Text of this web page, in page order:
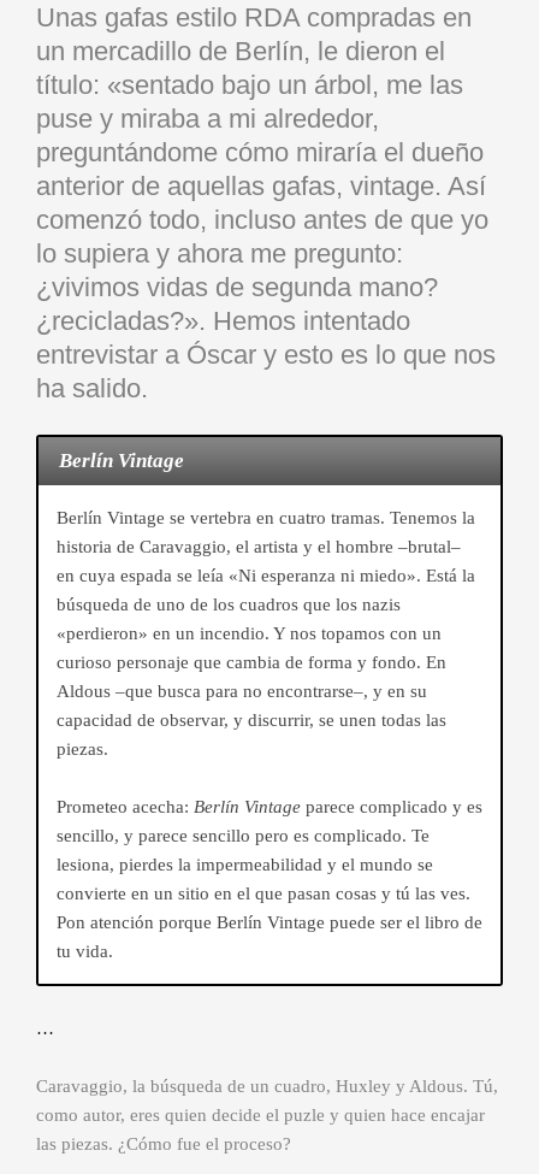
Unas gafas estilo RDA compradas en
un mercadillo de Berlín, le dieron el
título: «sentado bajo un árbol, me las
puse y miraba a mi alrededor,
preguntándome cómo miraría el dueño
anterior de aquellas gafas, vintage. Así
comenzó todo, incluso antes de que yo
lo supiera y ahora me pregunto:
¿vivimos vidas de segunda mano?
¿recicladas?». Hemos intentado
entrevistar a Óscar y esto es lo que nos
ha salido.
Berlín Vintage
Berlín Vintage se vertebra en cuatro tramas. Tenemos la
historia de Caravaggio, el artista y el hombre –brutal–
en cuya espada se leía «Ni esperanza ni miedo». Está la
búsqueda de uno de los cuadros que los nazis
«perdieron» en un incendio. Y nos topamos con un
curioso personaje que cambia de forma y fondo. En
Aldous –que busca para no encontrarse–, y en su
capacidad de observar, y discurrir, se unen todas las
piezas.
Prometeo acecha: Berlín Vintage parece complicado y es
sencillo, y parece sencillo pero es complicado. Te
lesiona, pierdes la impermeabilidad y el mundo se
convierte en un sitio en el que pasan cosas y tú las ves.
Pon atención porque Berlín Vintage puede ser el libro de
tu vida.
…
Caravaggio, la búsqueda de un cuadro, Huxley y Aldous. Tú,
como autor, eres quien decide el puzle y quien hace encajar
las piezas. ¿Cómo fue el proceso?